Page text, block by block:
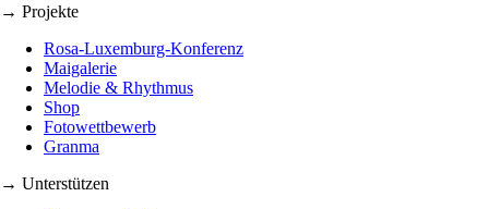
→ Projekte
Rosa-Luxemburg-Konferenz
Maigalerie
Melodie & Rhythmus
Shop
Fotowettbewerb
Granma
→ Unterstützen